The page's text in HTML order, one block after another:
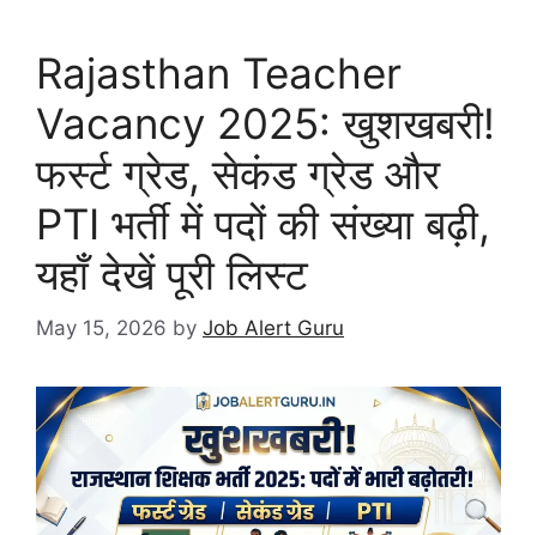
Rajasthan Teacher
Vacancy 2025: खुशखबरी!
फर्स्ट ग्रेड, सेकंड ग्रेड और
PTI भर्ती में पदों की संख्या बढ़ी,
यहाँ देखें पूरी लिस्ट
May 15, 2026 by Job Alert Guru